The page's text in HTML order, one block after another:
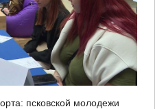
псковской молодежи